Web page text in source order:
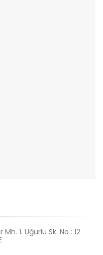
1. Uğurlu Sk. No : 12